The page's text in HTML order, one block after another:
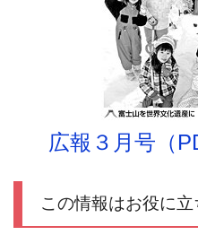
広報３月号（
この情報はお役に立